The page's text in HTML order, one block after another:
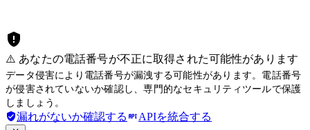
⚠️ あなたの電話番号が不正に取得された可能性があります
データ侵害により電話番号が漏洩する可能性があります。電話番号
が侵害されていないか確認し、専門的なセキュリティツールで保護
しましょう。
漏れがないか確認する APIを統合する